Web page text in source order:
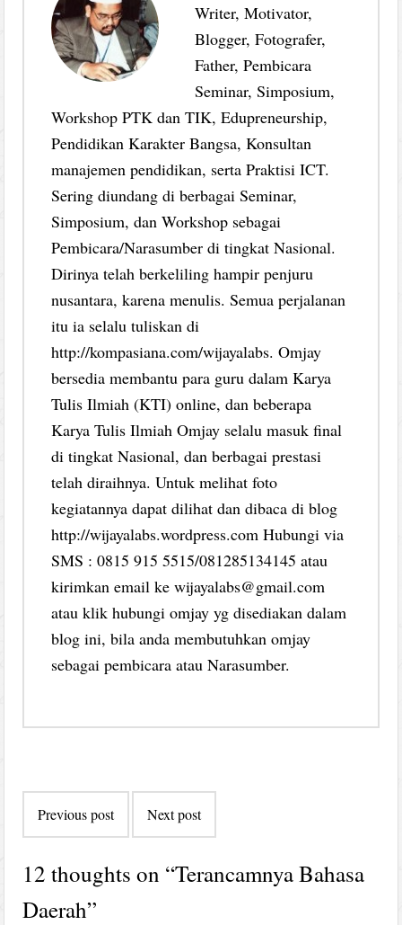
Writer, Motivator,
Blogger, Fotografer,
Father, Pembicara
Seminar, Simposium,
Workshop PTK dan TIK, Edupreneurship,
Pendidikan Karakter Bangsa, Konsultan
manajemen pendidikan, serta Praktisi ICT.
Sering diundang di berbagai Seminar,
Simposium, dan Workshop sebagai
Pembicara/Narasumber di tingkat Nasional.
Dirinya telah berkeliling hampir penjuru
nusantara, karena menulis. Semua perjalanan
itu ia selalu tuliskan di
http://kompasiana.com/wijayalabs. Omjay
bersedia membantu para guru dalam Karya
Tulis Ilmiah (KTI) online, dan beberapa
Karya Tulis Ilmiah Omjay selalu masuk final
di tingkat Nasional, dan berbagai prestasi
telah diraihnya. Untuk melihat foto
kegiatannya dapat dilihat dan dibaca di blog
http://wijayalabs.wordpress.com Hubungi via
SMS : 0815 915 5515/081285134145 atau
kirimkan email ke wijayalabs@gmail.com
atau klik hubungi omjay yg disediakan dalam
blog ini, bila anda membutuhkan omjay
sebagai pembicara atau Narasumber.
navigation
Previous post Next post
12 thoughts on “Terancamnya Bahasa
Daerah”